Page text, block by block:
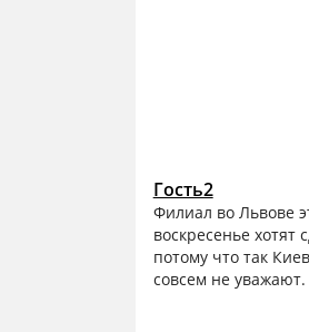
Гость2
Филиал во Львове
воскресенье
потому что так
совсем не уважают.